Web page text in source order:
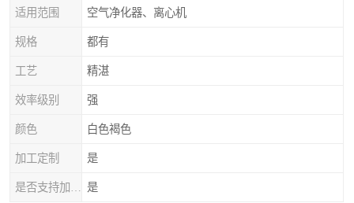
适用范围 空气净化器、离心机
规格 都有
工艺 精湛
效率级别 强
颜色 白色褐色
加工定制 是
是